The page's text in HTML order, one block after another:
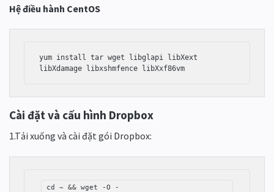
Hệ điều hành CentOS
yum install tar wget libglapi libXext
libXdamage libxshmfence libXxf86vm
Cài đặt và cấu hình Dropbox
1.Tải xuống và cài đặt gói Dropbox:
cd ~ && wget -O -